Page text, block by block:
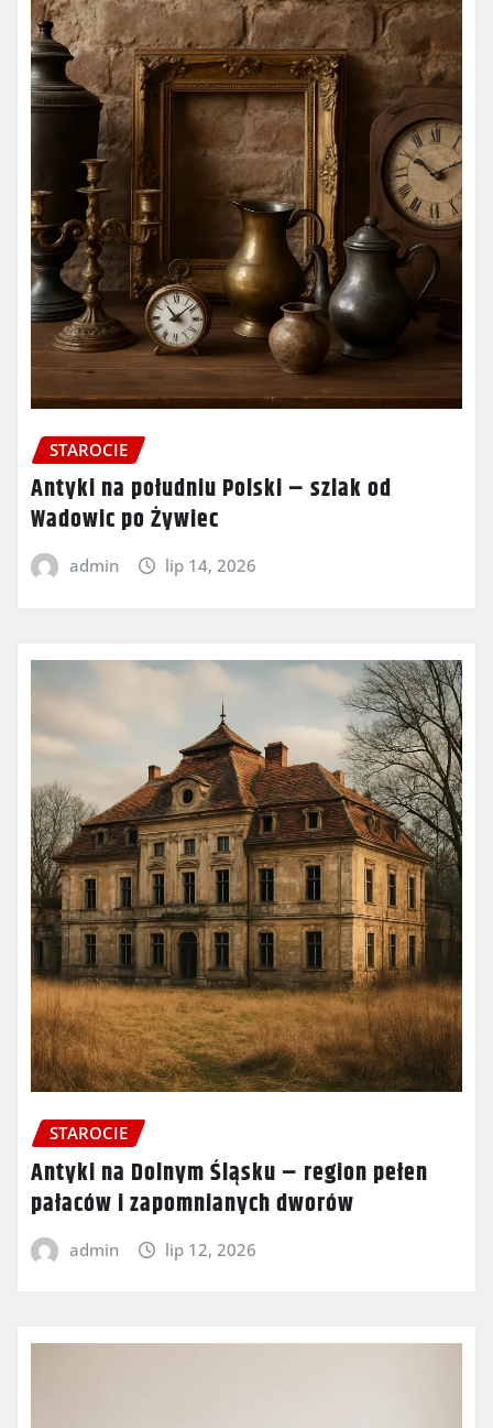
STAROCIE
Antyki na południu Polski – szlak od
Wadowic po Żywiec
admin lip 14, 2026
STAROCIE
Antyki na Dolnym Śląsku – region pełen
pałaców i zapomnianych dworów
admin lip 12, 2026